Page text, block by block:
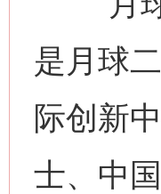
是月球
际创新
士、中